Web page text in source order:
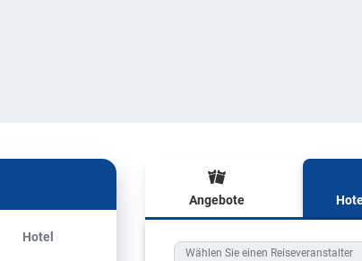
Hotel
Angebote
Wählen Sie einen Reiseveranstalter